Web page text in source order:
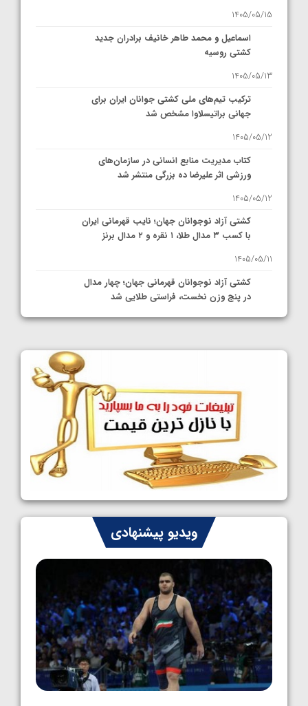
1405/05/15
اسماعیل و محمد طاهر خانیف برادران جدید
کشتی روسیه
1405/05/13
ترکیب تیم‌های ملی کشتی جوانان ایران برای
جهانی براتیسلاوا مشخص شد
1405/05/12
کتاب مدیریت منابع انسانی در سازمان‌های
ورزشی اثر علیرضا ده بزرگی منتشر شد
1405/05/12
کشتی آزاد نوجوانان جهان؛ نایب قهرمانی ایران
با کسب ۳ مدال طلا، ۱ نقره و ۲ مدال برنز
1405/05/11
کشتی آزاد نوجوانان قهرمانی جهان؛ چهار مدال
در پنج وزن نخست، فراستی طلایی شد
1405/05/11
کشتی آزاد نوجوانان جهان؛ رقبای نمایندگان
ایران مشخص شدند
1405/05/08
کشتی فرنگی نوجوانان جهان؛ سکوی تیمی
سوم برای ایران
1405/05/07
ایران چشم به راه چهار مدال در پنج وزن دوم
کشتی فرنگی نوجوانان جهان
1405/05/06
ویدیو پیشنهادی